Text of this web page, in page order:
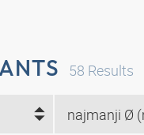
58 Results
najmanji Ø